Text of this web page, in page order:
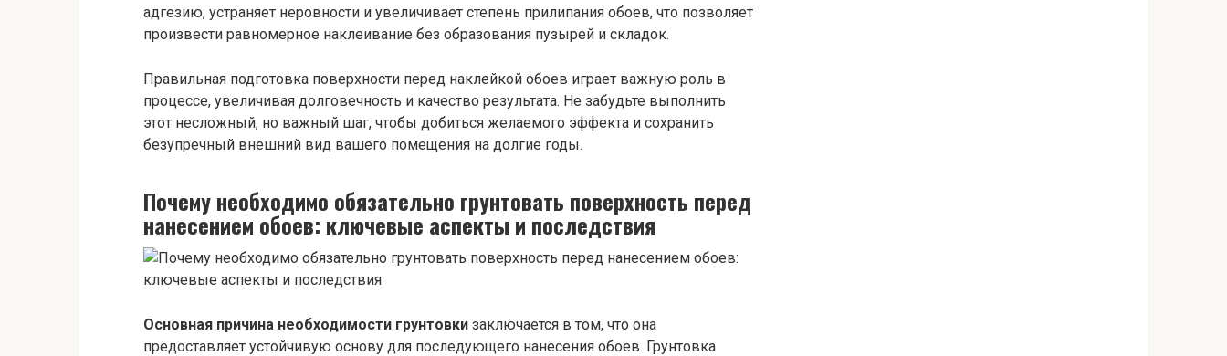
адгезию, устраняет неровности и увеличивает степень прилипания обоев, что позволяет
произвести равномерное наклеивание без образования пузырей и складок.
Правильная подготовка поверхности перед наклейкой обоев играет важную роль в
процессе, увеличивая долговечность и качество результата. Не забудьте выполнить
этот несложный, но важный шаг, чтобы добиться желаемого эффекта и сохранить
безупречный внешний вид вашего помещения на долгие годы.
Почему необходимо обязательно грунтовать поверхность перед
нанесением обоев: ключевые аспекты и последствия
Основная причина необходимости грунтовки заключается в том, что она
предоставляет устойчивую основу для последующего нанесения обоев. Грунтовка